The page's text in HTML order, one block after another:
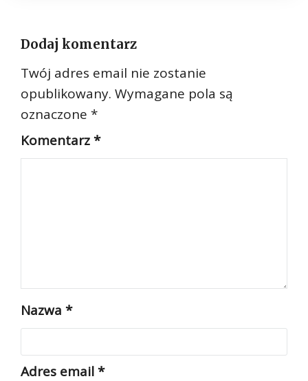
Dodaj komentarz
Twój adres email nie zostanie
opublikowany. Wymagane pola są
oznaczone *
Komentarz*
Nazwa *
Adres email*